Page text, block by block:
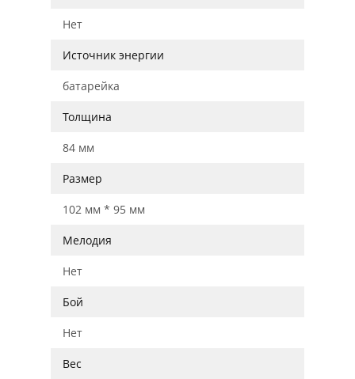
Нет
Источник энергии
батарейка
Толщина
84 мм
Размер
102 мм * 95 мм
Мелодия
Нет
Бой
Нет
Вес